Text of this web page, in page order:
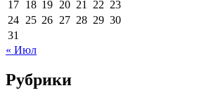
17 18 19 20 21 22 23
24 25 26 27 28 29 30
31
« Июл
Рубрики